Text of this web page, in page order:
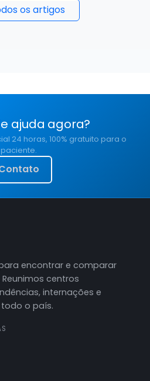
os artigos
ajuda agora?
24 horas, 100% gratuito para o
paciente.
encontrar e comparar
centros
internações e
o país.